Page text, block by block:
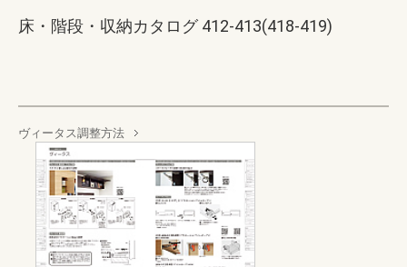
床・階段・収納カタログ 412-413(418-419)
ヴィータス調整方法